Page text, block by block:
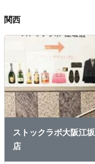
関西
ストックラボ大阪江坂
店